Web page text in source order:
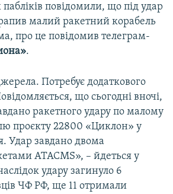
повідомили, що під удар
малий ракетний корабель
про це повідомив телеграм-
.
Потребує додаткового
що сьогодні вночі,
ракетного удару по малому
проєкту 22800 «Циклон» у
Удар завдано двома
ATACMS», – йдеться у
удару загинуло 6
ЧФ РФ, ще 11 отримали